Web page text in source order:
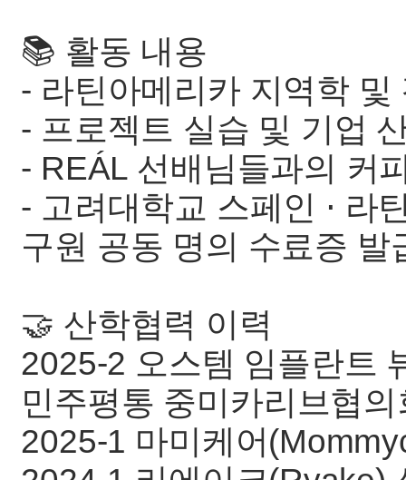
📚 활동 내용
- 라틴아메리카 지역학
- 프로젝트 실습 및 기업
- REÁL 선배님들과의 커
- 고려대학교 스페인 ⋅ 라
구원 공동 명의 수료증 발
🤝 산학협력 이력
2025-2 오스템 임플란트
민주평통 중미카리브협
2025-1 마미케어